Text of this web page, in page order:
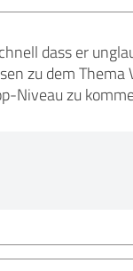
dass er
zu dem Thema
Niveau zu